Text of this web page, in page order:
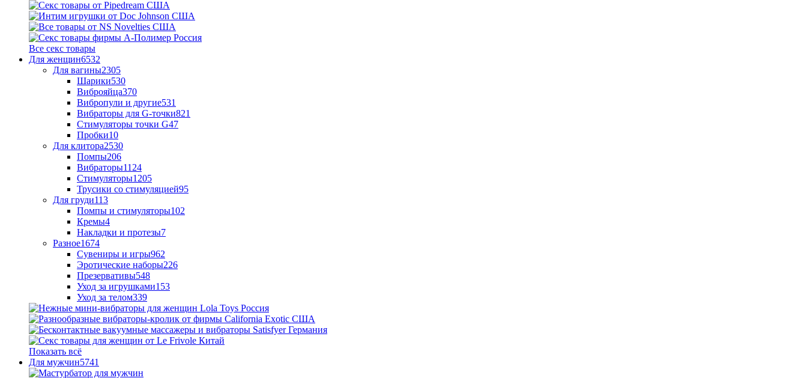
Все секс товары
Для женщин6532
Для вагины2305
Шарики530
Виброяйца370
Вибропули и другие531
Вибраторы для G-точки821
Стимуляторы точки G47
Пробки10
Для клитора2530
Помпы206
Вибраторы1124
Стимуляторы1205
Трусики со стимуляцией95
Для груди113
Помпы и стимуляторы102
Кремы4
Накладки и протезы7
Разное1674
Сувениры и игры962
Эротические наборы226
Презервативы548
Уход за игрушками153
Уход за телом339
Показать всё
Для мужчин5741